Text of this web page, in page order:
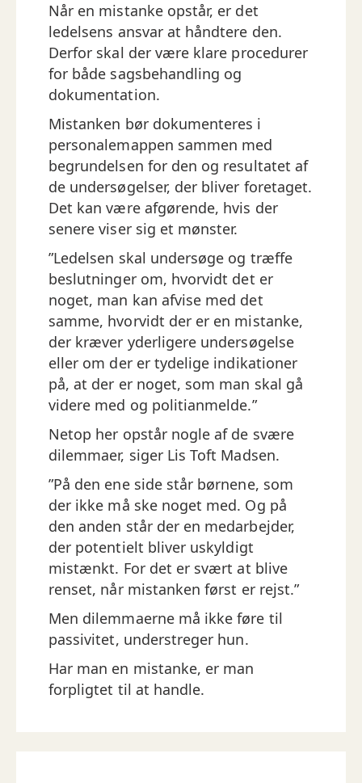
Når en mistanke opstår, er det
ledelsens ansvar at håndtere den.
Derfor skal der være klare procedurer
for både sagsbehandling og
dokumentation.
Mistanken bør dokumenteres i
personalemappen sammen med
begrundelsen for den og resultatet af
de undersøgelser, der bliver foretaget.
Det kan være afgørende, hvis der
senere viser sig et mønster.
”Ledelsen skal undersøge og træffe
beslutninger om, hvorvidt det er
noget, man kan afvise med det
samme, hvorvidt der er en mistanke,
der kræver yderligere undersøgelse
eller om der er tydelige indikationer
på, at der er noget, som man skal gå
videre med og politianmelde.”
Netop her opstår nogle af de svære
dilemmaer, siger Lis Toft Madsen.
”På den ene side står børnene, som
der ikke må ske noget med. Og på
den anden står der en medarbejder,
der potentielt bliver uskyldigt
mistænkt. For det er svært at blive
renset, når mistanken først er rejst.”
Men dilemmaerne må ikke føre til
passivitet, understreger hun.
Har man en mistanke, er man
forpligtet til at handle.